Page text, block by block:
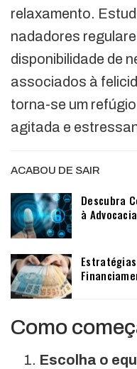
relaxamento.
nadadores
disponibilidade de
associados à
torna-se um
agitada e
ACABOU DE SAIR
Descubra
à
Como
Escolha o